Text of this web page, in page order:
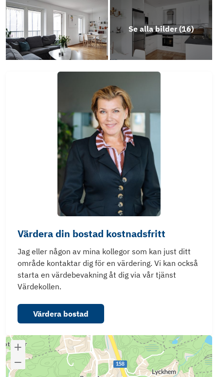
Se alla bilder (16)
Värdera din bostad kostnadsfritt
Jag eller någon av mina kollegor som kan just ditt
område kontaktar dig för en värdering. Vi kan också
starta en värdebevakning åt dig via vår tjänst
Värdekollen.
Värdera bostad